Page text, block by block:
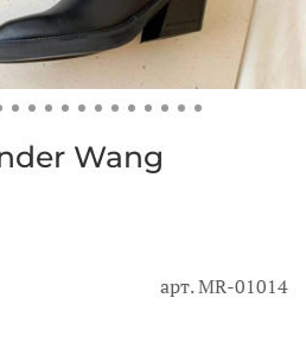
арт.MR-01014
Wang